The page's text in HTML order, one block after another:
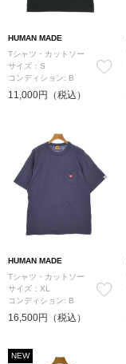
HUMAN MADE
Tシャツ・カットソー
サイズ：S
コンディション: B
11,000円（税込）
HUMAN MADE
Tシャツ・カットソー
サイズ：XL
コンディション: B
16,500円（税込）
NEW